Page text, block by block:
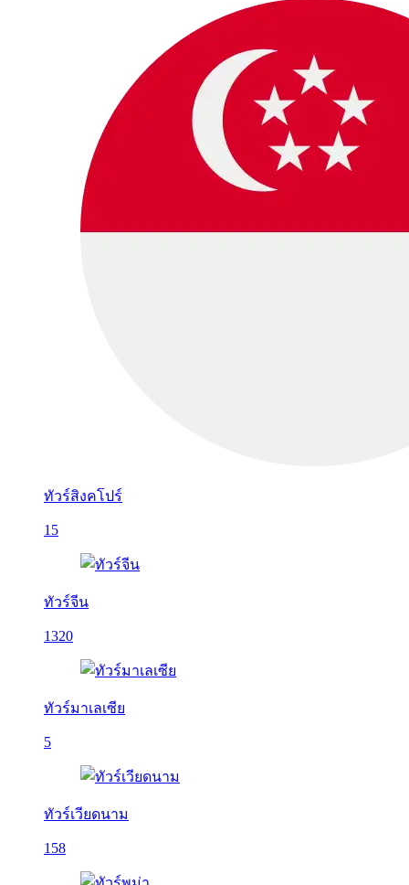
ทัวร์สิงคโปร์
15
ทัวร์จีน
1320
ทัวร์มาเลเซีย
5
ทัวร์เวียดนาม
158